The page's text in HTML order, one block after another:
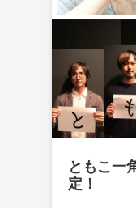
ともこ一
定！